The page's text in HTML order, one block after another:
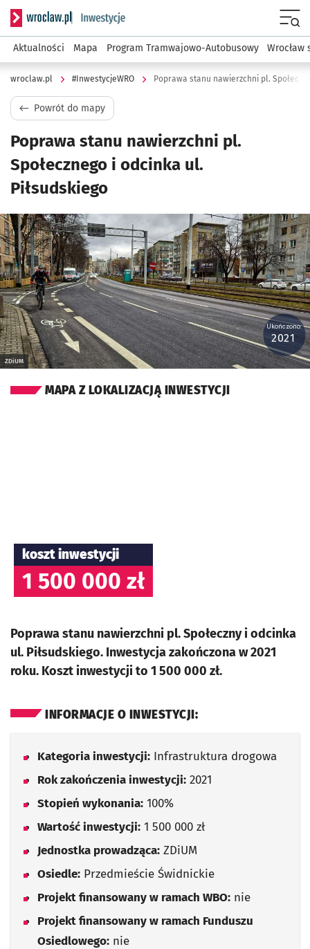
Serwis informacyjny wroclaw.pl podserwis:
Aktualności Mapa Program Tramwajowo-Autobusowy Wrocław
wroclaw.pl #InwestycjeWRO Poprawa stanu nawierzchni pl.
Powrót do mapy
Poprawa stanu nawierzchni pl.
Społecznego i odcinka ul.
Piłsudskiego
Kliknij, aby powiększyć
ZDiUM
Ukończono:
2021
MAPA Z LOKALIZACJĄ INWESTYCJI
koszt inwestycji
1 500 000 zł
Poprawa stanu nawierzchni pl. Społeczny i odcinka
ul. Piłsudskiego. Inwestycja zakończona w 2021
roku. Koszt inwestycji to 1 500 000 zł.
INFORMACJE O INWESTYCJI:
Kategoria inwestycji: Infrastruktura drogowa
Rok zakończenia inwestycji: 2021
Stopień wykonania: 100%
Wartość inwestycji: 1 500 000 zł
Jednostka prowadząca: ZDiUM
Osiedle: Przedmieście Świdnickie
Projekt finansowany w ramach WBO: nie
Projekt finansowany w ramach Funduszu
Osiedlowego: nie